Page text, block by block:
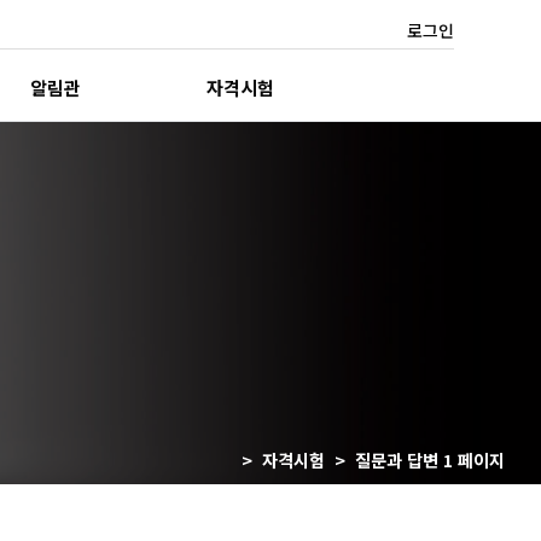
알림관 자격시험
로그인
> 자격시험 > 질문과 답변 1 페이지